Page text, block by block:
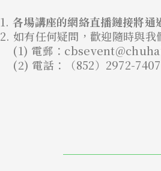
1. 各場講座的網絡直播鏈接將通
2. 如有任何疑問，歡迎隨時與我
(1) 電郵：
(2) 電話：（852）2972-7407